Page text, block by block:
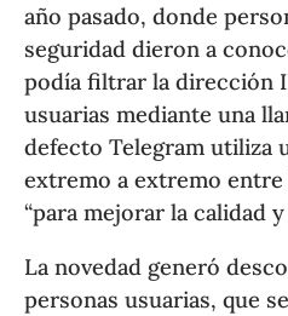
año pasado, donde
seguridad dieron a
podía filtrar la dirección
usuarias mediante una
defecto Telegram utiliza
extremo a extremo
“para mejorar la calidad
La novedad generó
personas usuarias, que